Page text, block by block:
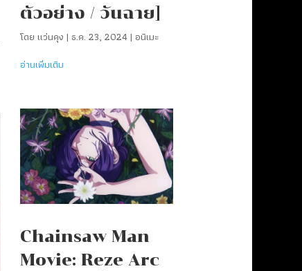
ตัวอย่าง / วันฉาย]
โดย แว่นคุง | ธ.ค. 23, 2024| อนิเมะ
อ่านเพิ่มเติม
Chainsaw Man
Movie: Reze Arc